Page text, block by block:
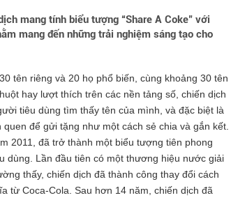
mang tính biểu tượng “Share A Coke" với
mang đến những trải nghiệm sáng tạo cho
tên riêng và 20 họ phổ biến, cùng khoảng 30 tên
hay lượt thích trên các nền tảng số, chiến dịch
tiêu dùng tìm thấy tên của mình, và đặc biệt là
để gửi tặng như một cách sẻ chia và gắn kết.
2011, đã trở thành một biểu tượng tiên phong
dùng. Lần đầu tiên có một thương hiệu nước giải
thấy, chiến dịch đã thành công thay đổi cách
từ Coca-Cola. Sau hơn 14 năm, chiến dịch đã